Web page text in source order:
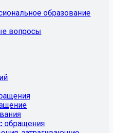
образование
вопросы
обращения